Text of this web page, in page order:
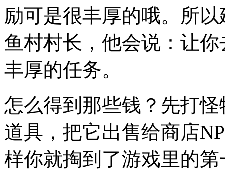
励可是很丰厚的哦。所
鱼村村长，他会说：让
丰厚的任务。
怎么得到那些钱？先打
道具，把它出售给商店
样你就掏到了游戏里的